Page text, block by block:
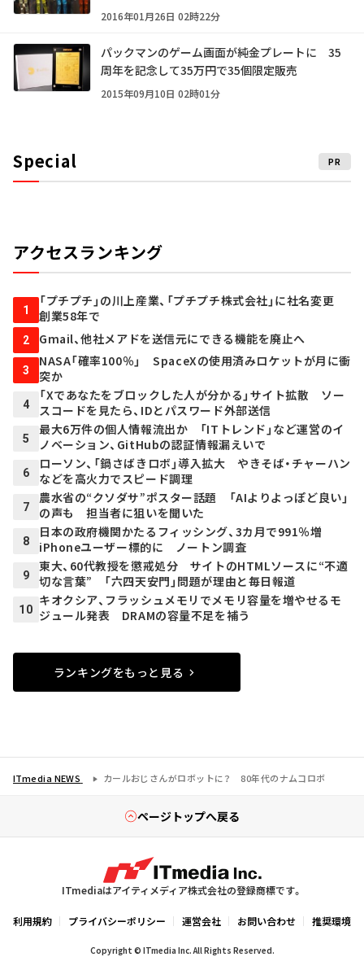
2016年01月26日 02時22分
パックマンのゲーム画面が純金プレートに 35
周年を記念して35万円で35個限定販売
2015年09月10日 02時01分
Special PR
アクセスランキング
1
「プチプチ」の川上産業、「プチプチ株式会社」に社名変更
創業58年で
2 Gmail、他社メアドを送信元にできる機能を廃止へ
3
NASA「確率100％」 SpaceXの使用済みロケットが月に衝
突か
4
「Xであなたをブロックした人が分かる」サイト拡散 ソー
スコードを見たら、IDとパスワード外部送信
5
最大6万件の個人情報流出か 「ITトレンド」など運営のイ
ノベーション、GitHubの認証情報漏えいで
6
ローソン、「鍋さばきロボ」導入拡大 やきそば・チャーハン
などを高火力でスピード調理
7
農水省の“クソダサ”ポスター話題 「AIよりよっぽど良い」
の声も 担当者に狙いを聞いた
8
日本の政府機関かたるフィッシング、3カ月で991％増
iPhoneユーザー標的に ノートン調査
9
東大、60代教授を懲戒処分 サイトのHTMLソースに“不適
切な言葉” 「六四天安門」問題が理由と毎日報道
10
キオクシア、フラッシュメモリでメモリ容量を増やせるモ
ジュール発表 DRAMの容量不足を補う
ランキングをもっと見る
ITmedia NEWS カールおじさんがロボットに？ 80年代のナムコロボ
ページトップへ戻る
ITmediaはアイティメディア株式会社の登録商標です。
利用規約 プライバシーポリシー 運営会社 お問い合わせ 推奨環境
Copyright © ITmedia Inc. All Rights Reserved.